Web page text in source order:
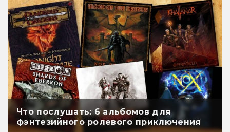
Что послушать: 6 альбомов для
фэнтезийного ролевого приключения